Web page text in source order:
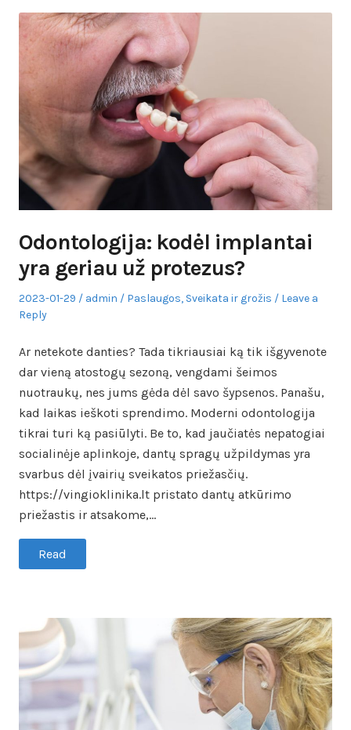
Odontologija: kodėl implantai
yra geriau už protezus?
Posted
on
2023-01-29 Author
admin
Posted
Paslaugos, Sveikata ir grožis
Leave a
Reply
Ar netekote danties? Tada tikriausiai ką tik išgyvenote
dar vieną atostogų sezoną, vengdami šeimos
nuotraukų, nes jums gėda dėl savo šypsenos. Panašu,
kad laikas ieškoti sprendimo. Moderni odontologija
tikrai turi ką pasiūlyti. Be to, kad jaučiatės nepatogiai
socialinėje aplinkoje, dantų spragų užpildymas yra
svarbus dėl įvairių sveikatos priežasčių.
https://vingioklinika.lt pristato dantų atkūrimo
priežastis ir atsakome,…
Read